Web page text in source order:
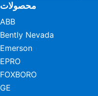
محصولات
ABB
Bently Nevada
Emerson
EPRO
FOXBORO
GE